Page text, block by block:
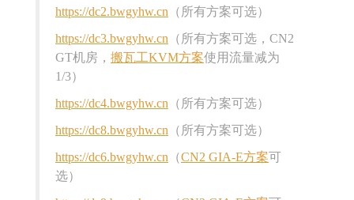
https://dc2.bwgyhw.cn （所有方案可选）
https://dc3.bwgyhw.cn （所有方案可选，CN2
GT机房， 搬瓦工KVM方案使用流量减为
1/3）
https://dc4.bwgyhw.cn （所有方案可选）
https://dc8.bwgyhw.cn （所有方案可选）
https://dc6.bwgyhw.cn （CN2 GIA-E方案可
选）